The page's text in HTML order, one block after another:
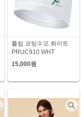
튤립 코팅수모 화이트
PRUC910 WHT
15,000원